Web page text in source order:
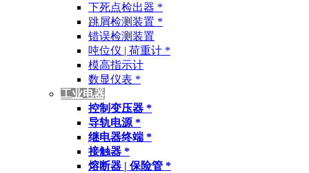
下死点检出器 *
跳屑检测装置 *
错误检测装置
吨位仪 | 荷重计 *
模高指示计
数显仪表 *
工业电器
控制变压器 *
导轨电源 *
继电器终端 *
接触器 *
熔断器 | 保险管 *